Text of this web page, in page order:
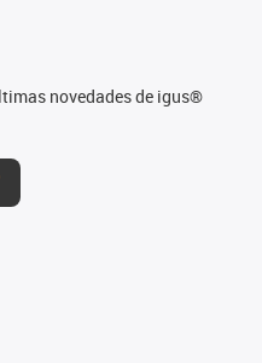
novedades de igus®